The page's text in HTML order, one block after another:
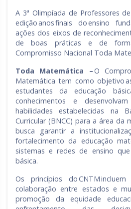
A 3ª Olimpíada de Professores
edição anos finais do ensino
ações dos eixos de
de boas práticas e de
Compromisso Nacional Toda
Toda Matemática –O
Matemática tem como objetivo
estudantes da educação
conhecimentos e
habilidades estabelecidas na
Curricular (BNCC) para a área da
busca garantir a
fortalecimento da educação
sistemas e redes de ensino
básica.
Os princípios do CNTM
colaboração entre estados e
promoção da equidade